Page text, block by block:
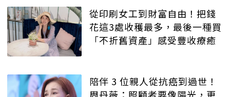
從印刷女工到財富自由！把錢
花這3處收穫最多，最後一種買
「不折舊資產」感受豐收療癒
陪伴 3 位親人從抗癌到過世！